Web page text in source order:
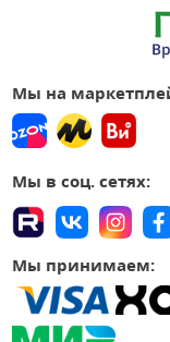
Мы на
Мы в соц. сетях:
Мы принимаем: